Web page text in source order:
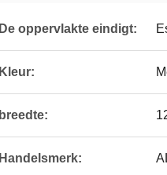
De oppervlakte eindigt:
Kleur:
breedte:
Handelsmerk: